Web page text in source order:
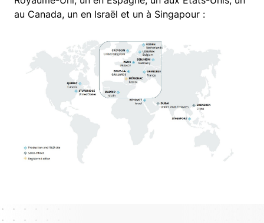
au Canada, un en Israël et un à Singapour :